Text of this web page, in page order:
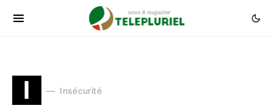
I Insécurité